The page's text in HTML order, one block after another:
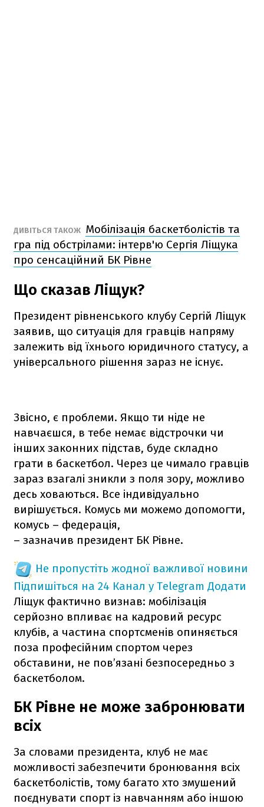
ДИВІТЬСЯ ТАКОЖ Мобілізація баскетболістів та
гра під обстрілами: інтерв'ю Сергія Ліщука
про сенсаційний БК Рівне
Що сказав Ліщук?
Президент рівненського клубу Сергій Ліщук
заявив, що ситуація для гравців напряму
залежить від їхнього юридичного статусу, а
універсального рішення зараз не існує.
Звісно, є проблеми. Якщо ти ніде не
навчаєшся, в тебе немає відстрочки чи
інших законних підстав, буде складно
грати в баскетбол. Через це чимало гравців
зараз взагалі зникли з поля зору, можливо
десь ховаються. Все індивідуально
вирішується. Комусь ми можемо допомогти,
комусь – федерація,
– зазначив президент БК Рівне.
Не пропустіть жодної важливої новини
Підпишіться на 24 Канал у Telegram Додати
Ліщук фактично визнав: мобілізація
серйозно впливає на кадровий ресурс
клубів, а частина спортсменів опиняється
поза професійним спортом через
обставини, не пов’язані безпосередньо з
баскетболом.
БК Рівне не може забронювати
всіх
За словами президента, клуб не має
можливості забезпечити бронювання всіх
баскетболістів, тому багато хто змушений
поєднувати спорт із навчанням або іншою